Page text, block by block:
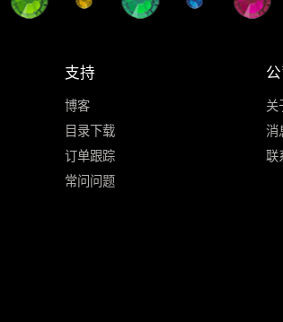
支持
博客
目录下载
订单跟踪
常问问题
关
消
联